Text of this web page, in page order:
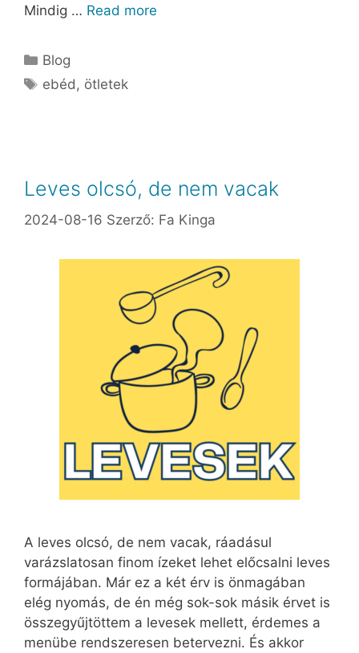
Mindig … Read more
Blog
ebéd, ötletek
Leves olcsó, de nem vacak
2024-08-16 Szerző: Fa Kinga
A leves olcsó, de nem vacak, ráadásul
varázslatosan finom ízeket lehet előcsalni leves
formájában. Már ez a két érv is önmagában
elég nyomás, de én még sok-sok másik érvet is
összegyűjtöttem a levesek mellett, érdemes a
menübe rendszeresen betervezni. És akkor